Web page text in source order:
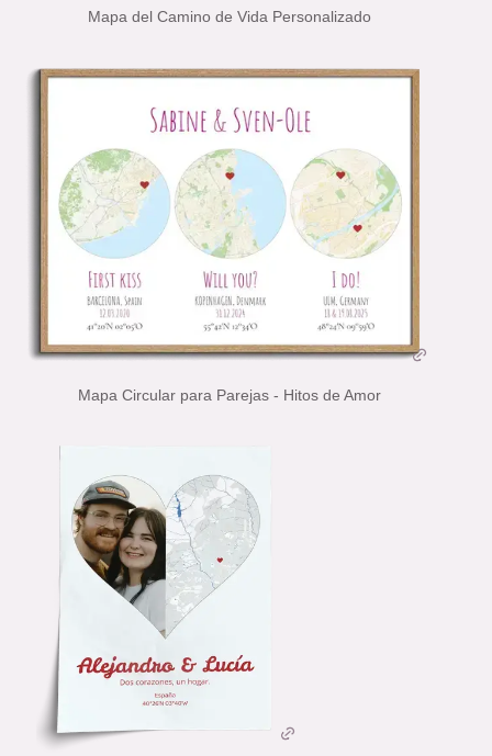
Mapa del Camino de Vida Personalizado
Mapa Circular para Parejas - Hitos de Amor